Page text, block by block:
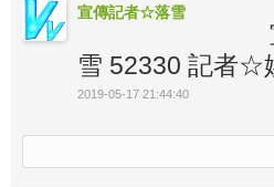
宣傳記者☆落雪
雪 52330 記者☆
2019-05-17 21:44:40